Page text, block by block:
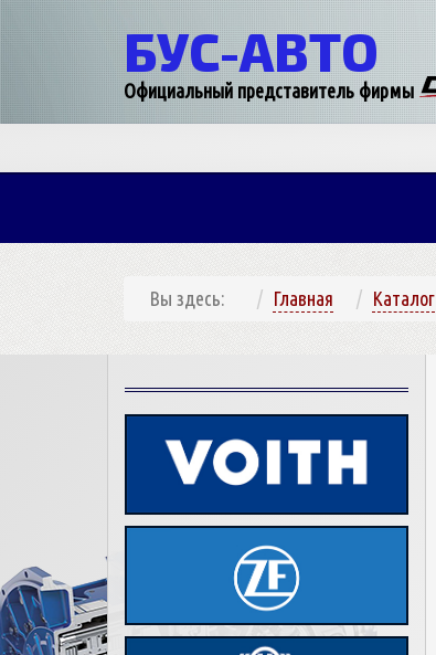
БУС-АВТО
Официальный представитель фирмы
Вы здесь: Главная Каталог